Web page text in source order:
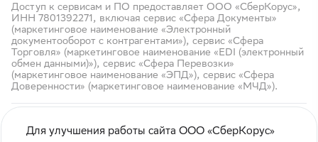
Доступ к сервисам и ПО предоставляет ООО «СберКорус»,
ИНН 7801392271, включая сервис «Сфера Документы»
(маркетинговое наименование «Электронный
документооборот с контрагентами»), сервис «Сфера
Торговля» (маркетинговое наименование «EDI (электронный
обмен данными)»), сервис «Сфера Перевозки»
(маркетинговое наименование «ЭПД»), сервис «Сфера
Доверенности» (маркетинговое наименование «МЧД»).
Для улучшения работы сайта ООО «СберКорус»